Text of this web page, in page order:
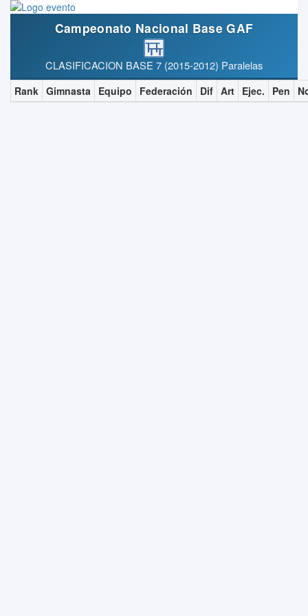
Campeonato Nacional Base GAF
CLASIFICACION BASE 7 (2015-2012) Paralelas
Rank Gimnasta Equipo Federación Dif Art Ejec. Pen